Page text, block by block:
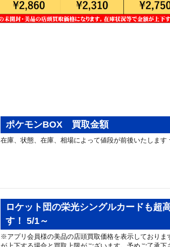
ポケモンBOX 買取金額
在庫、状態、在庫、相場によって値段が前後いたします
ロケット団の栄光シングルカードも超
す！ 5/1～
※アプリ会員様の美品の店頭買取価格を表示しておりま